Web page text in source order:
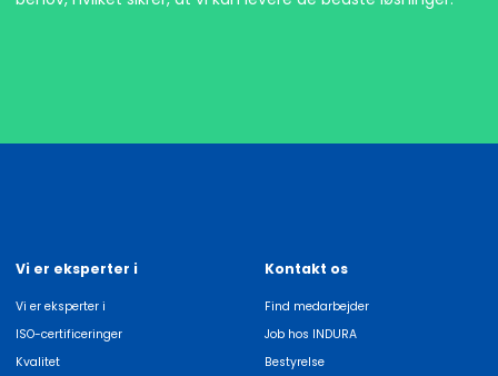
Vi er eksperter i
Vi er eksperter i
ISO-certificeringer
Kvalitet
Kontakt os
Find medarbejder
Job hos INDURA
Bestyrelse